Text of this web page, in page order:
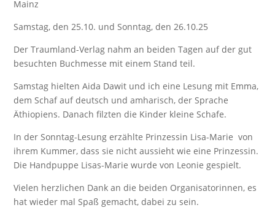
Mainz
Samstag, den 25.10. und Sonntag, den 26.10.25
Der Traumland-Verlag nahm an beiden Tagen auf der gut
besuchten Buchmesse mit einem Stand teil.
Samstag hielten Aida Dawit und ich eine Lesung mit Emma,
dem Schaf auf deutsch und amharisch, der Sprache
Äthiopiens. Danach filzten die Kinder kleine Schafe.
In der Sonntag-Lesung erzählte Prinzessin Lisa-Marie von
ihrem Kummer, dass sie nicht aussieht wie eine Prinzessin.
Die Handpuppe Lisas-Marie wurde von Leonie gespielt.
Vielen herzlichen Dank an die beiden Organisatorinnen, es
hat wieder mal Spaß gemacht, dabei zu sein.